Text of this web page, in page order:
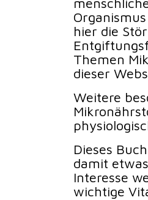
hier die
Themen
dieser
Weitere
Dieses
damit
Interesse
wichtige